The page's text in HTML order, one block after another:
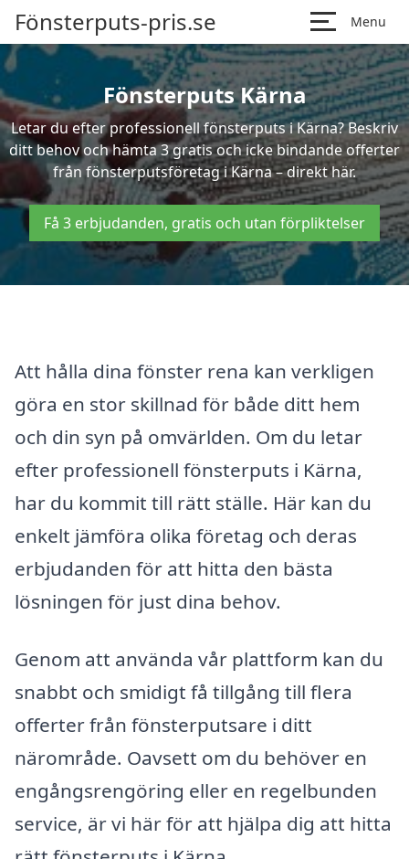
Fönsterputs-pris.se Menu
Fönsterputs Kärna
Letar du efter professionell fönsterputs i Kärna? Beskriv
ditt behov och hämta 3 gratis och icke bindande offerter
från fönsterputsföretag i Kärna – direkt här.
Få 3 erbjudanden, gratis och utan förpliktelser
Att hålla dina fönster rena kan verkligen
göra en stor skillnad för både ditt hem
och din syn på omvärlden. Om du letar
efter professionell fönsterputs i Kärna,
har du kommit till rätt ställe. Här kan du
enkelt jämföra olika företag och deras
erbjudanden för att hitta den bästa
lösningen för just dina behov.
Genom att använda vår plattform kan du
snabbt och smidigt få tillgång till flera
offerter från fönsterputsare i ditt
närområde. Oavsett om du behöver en
engångsrengöring eller en regelbunden
service, är vi här för att hjälpa dig att hitta